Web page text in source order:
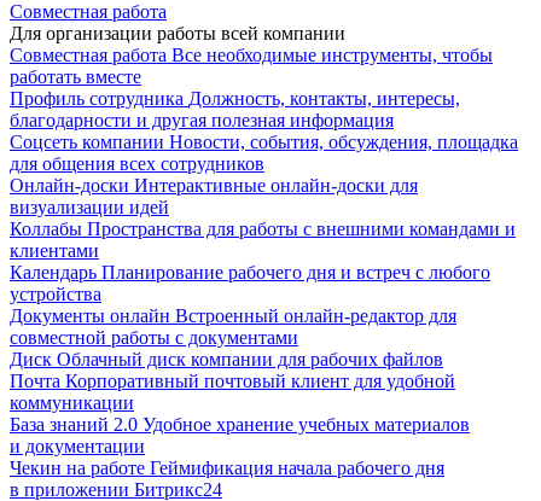
Совместная работа
Для организации работы всей компании
Совместная работа Все необходимые инструменты, чтобы
работать вместе
Профиль сотрудника Должность, контакты, интересы,
благодарности и другая полезная информация
Соцсеть компании Новости, события, обсуждения, площадка
для общения всех сотрудников
Онлайн-доски Интерактивные онлайн-доски для
визуализации идей
Коллабы Пространства для работы с внешними командами и
клиентами
Календарь Планирование рабочего дня и встреч с любого
устройства
Документы онлайн Встроенный онлайн-редактор для
совместной работы с документами
Диск Облачный диск компании для рабочих файлов
Почта Корпоративный почтовый клиент для удобной
коммуникации
База знаний 2.0 Удобное хранение учебных материалов
и документации
Чекин на работе Геймификация начала рабочего дня
в приложении Битрикс24